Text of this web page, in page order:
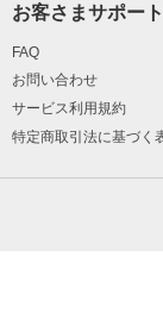
お客さまサポート
FAQ
お問い合わせ
サービス利用規約
特定商取引法に基づく